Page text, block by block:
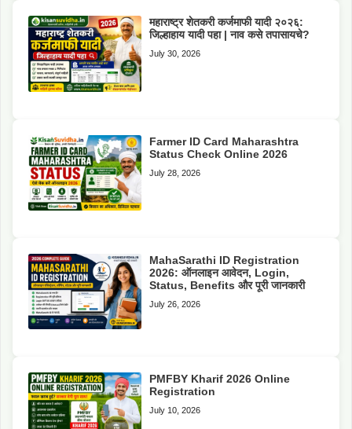
महाराष्ट्र शेतकरी कर्जमाफी यादी २०२६:
जिल्हाहाय यादी पहा | नाव कसे तपासायचे?
July 30, 2026
Farmer ID Card Maharashtra
Status Check Online 2026
July 28, 2026
MahaSarathi ID Registration
2026: ऑनलाइन आवेदन, Login,
Status, Benefits और पूरी जानकारी
July 26, 2026
PMFBY Kharif 2026 Online
Registration
July 10, 2026